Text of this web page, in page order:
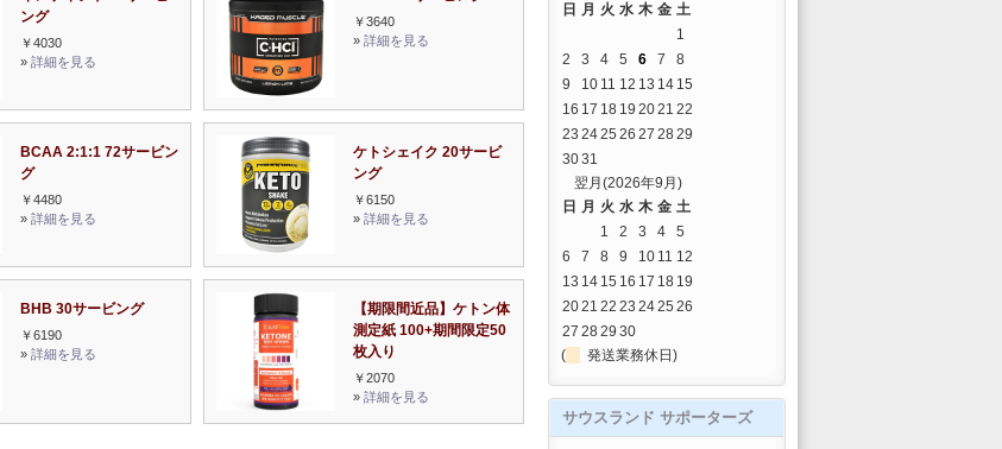
ング
￥4030
» 詳細を見る
￥3640
» 詳細を見る
BCAA 2:1:1 72サービン
グ
￥4480
» 詳細を見る
ケトシェイク 20サービ
ング
￥6150
» 詳細を見る
BHB 30サービング
￥6190
» 詳細を見る
【期限間近品】ケトン体
測定紙 100+期間限定50
枚入り
￥2070
» 詳細を見る
日 月 火 水 木 金 土
1
2
3 4 5 6 7
8
9
10 11 12 13 14 15
16 17 18 19 2021 22
23 2425 26 27 2829
3031
翌月(2026年9月)
日 月 火 水 木 金 土
1
2 3 4
5
6
7 8 9 10 11 12
13 14 15 16 17 18 19
2021 22 23 2425 26
27 2829 30
(
発送業務休日)
サウスランド サポーターズ